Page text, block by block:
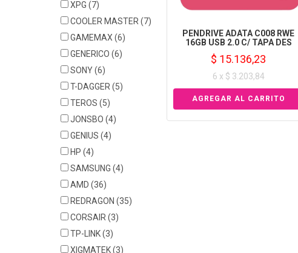
XPG (7)
COOLER MASTER (7)
GAMEMAX (6)
GENERICO (6)
SONY(6)
T-DAGGER (5)
TEROS (5)
JONSBO (4)
GENIUS (4)
HP (4)
SAMSUNG (4)
AMD (36)
REDRAGON (35)
CORSAIR (3)
TP-LINK(3)
XIGMATEK(3)
PENDRIVE ADATA C008 RWE
16GB USB 2.0 C/ TAPA DES
$ 15.136,23
6 x $ 3.203,84